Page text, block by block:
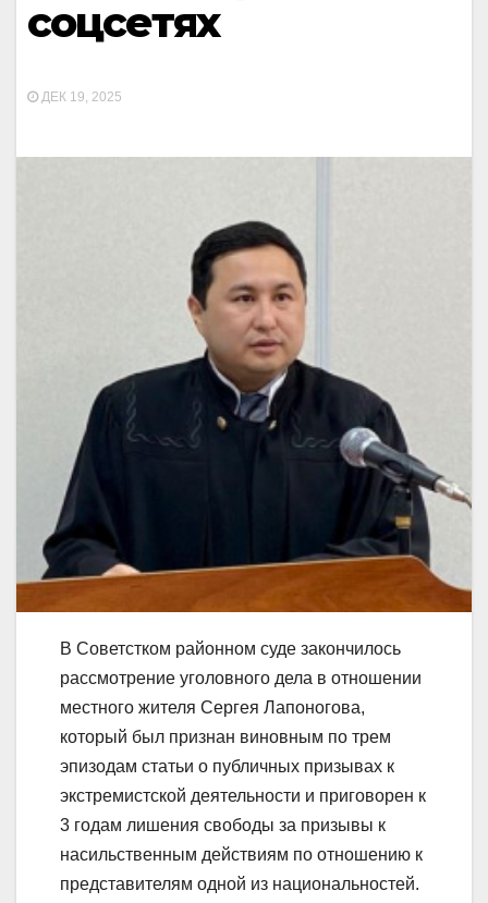
соцсетях
ДЕК 19, 2025
В Советстком районном суде закончилось
рассмотрение уголовного дела в отношении
местного жителя Сергея Лапоногова,
который был признан виновным по трем
эпизодам статьи о публичных призывах к
экстремистской деятельности и приговорен к
3 годам лишения свободы за призывы к
насильственным действиям по отношению к
представителям одной из национальностей.